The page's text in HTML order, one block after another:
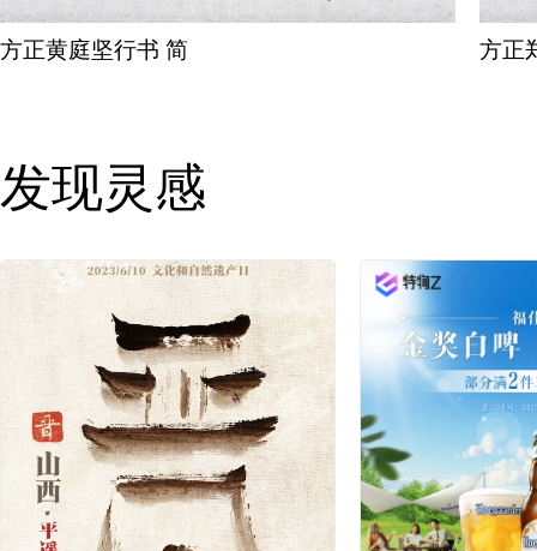
方正黄庭坚行书 简 方正
发现灵感